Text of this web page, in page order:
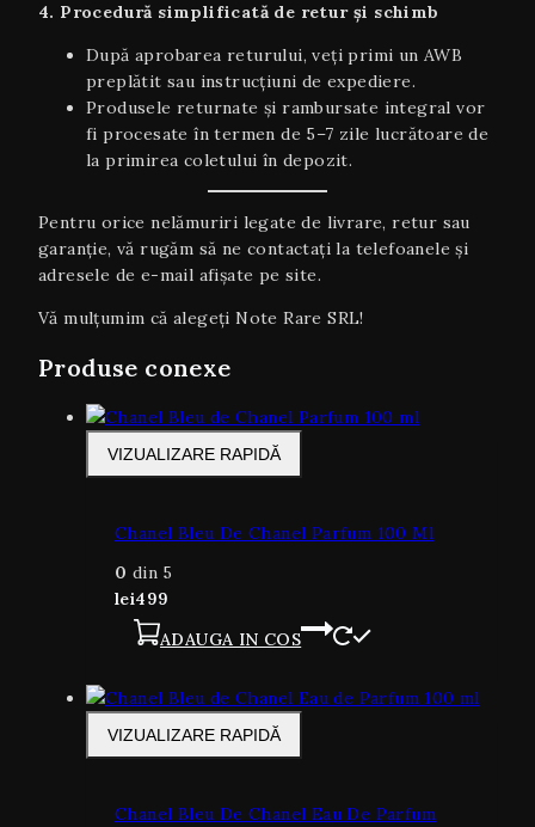
4. Procedură simplificată de retur și schimb
După aprobarea returului, veți primi un AWB
preplătit sau instrucțiuni de expediere.
Produsele returnate și rambursate integral vor
fi procesate în termen de 5–7 zile lucrătoare de
la primirea coletului în depozit.
Pentru orice nelămuriri legate de livrare, retur sau
garanţie, vă rugăm să ne contactați la telefoanele și
adresele de e-mail afișate pe site.
Vă mulțumim că alegeți Note Rare SRL!
Produse conexe
VIZUALIZARE RAPIDĂ
Chanel Bleu De Chanel Parfum 100 Ml
0 din 5
lei499
ADAUGA IN COS
VIZUALIZARE RAPIDĂ
Chanel Bleu De Chanel Eau De Parfum